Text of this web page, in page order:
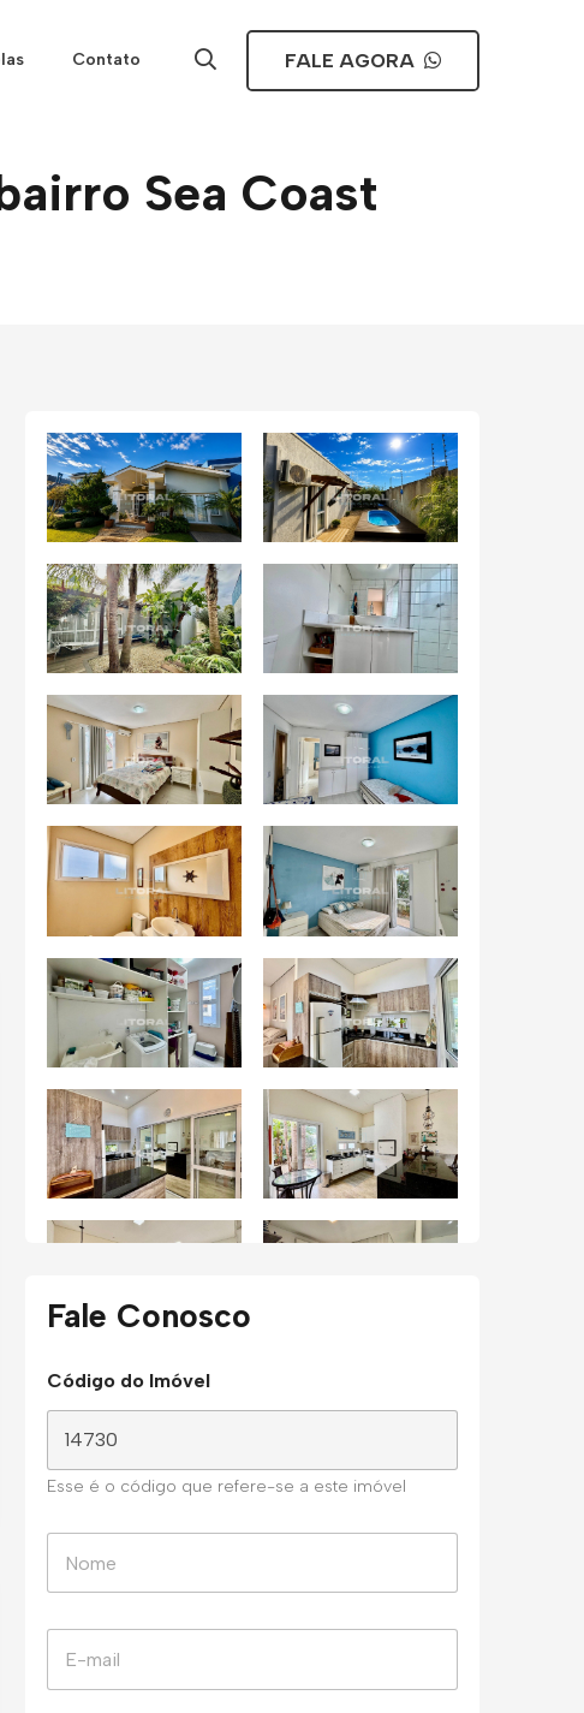
Contato FALE AGORA
Sea Coast
Fale Conosco
Código do Imóvel
Esse é o código que refere-se a este imóvel